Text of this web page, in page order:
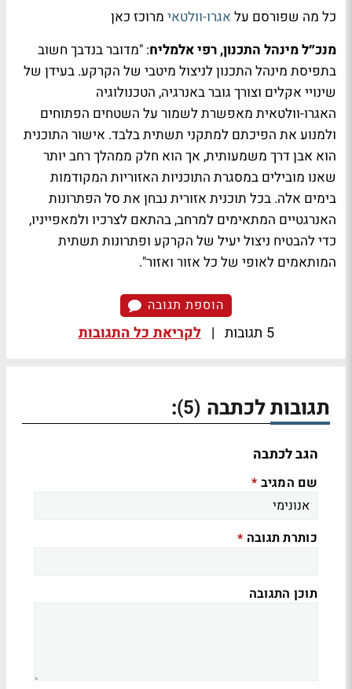
כל מה שפורסם על אגרו-וולטאי מרוכז כאן
מנכ״ל מינהל התכנון, רפי אלמליח: "מדובר בנדבך חשוב
בתפיסת מינהל התכנון לניצול מיטבי של הקרקע. בעידן של
שינויי אקלים וצורך גובר באנרגיה, הטכנולוגיה
האגרו-וולטאית מאפשרת לשמור על השטחים הפתוחים
ולמנוע את הפיכתם למתקני תשתית בלבד. אישור התוכנית
הוא אבן דרך משמעותית, אך הוא חלק ממהלך רחב יותר
שאנו מובילים במסגרת התוכניות האזוריות המקודמות
בימים אלה. בכל תוכנית אזורית נבחן את סל הפתרונות
האנרגטיים המתאימים למרחב, בהתאם לצרכיו ולמאפייניו,
כדי להבטיח ניצול יעיל של הקרקע ופתרונות תשתית
המותאמים לאופי של כל אזור ואזור".
הוספת תגובה
5 תגובות | לקריאת כל התגובות
תגובות לכתבה (5)
:
הגב לכתבה
שם המגיב *
כותרת תגובה *
תוכן התגובה